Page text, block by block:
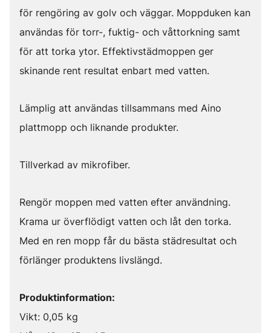
för rengöring av golv och väggar. Moppduken kan
användas för torr-, fuktig- och våttorkning samt
för att torka ytor. Effektivstädmoppen ger
skinande rent resultat enbart med vatten.
Lämplig att användas tillsammans med Aino
plattmopp och liknande produkter.
Tillverkad av mikrofiber.
Rengör moppen med vatten efter användning.
Krama ur överflödigt vatten och låt den torka.
Med en ren mopp får du bästa städresultat och
förlänger produktens livslängd.
Produktinformation:
Vikt: 0,05 kg